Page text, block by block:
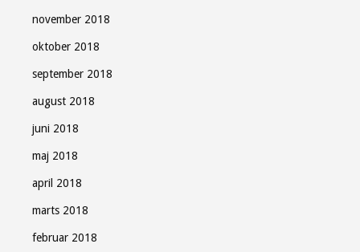
november 2018
oktober 2018
september 2018
august 2018
juni 2018
maj 2018
april 2018
marts 2018
februar 2018